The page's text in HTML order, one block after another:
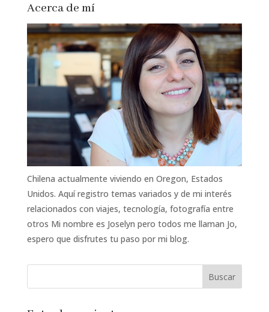
Acerca de mí
Chilena actualmente viviendo en Oregon, Estados
Unidos. Aquí registro temas variados y de mi interés
relacionados con viajes, tecnología, fotografía entre
otros Mi nombre es Joselyn pero todos me llaman Jo,
espero que disfrutes tu paso por mi blog.